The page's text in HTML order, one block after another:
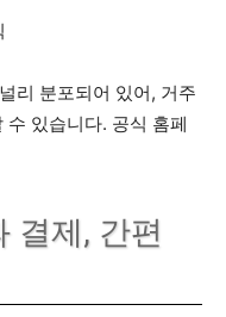
리 분포되어 있어, 거주
있습니다. 공식 홈페
결제, 간편